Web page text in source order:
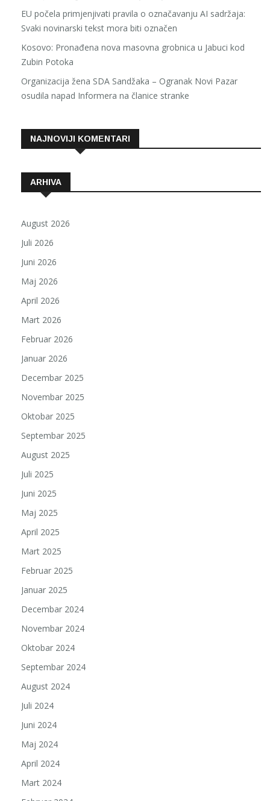
EU počela primjenjivati pravila o označavanju AI sadržaja:
Svaki novinarski tekst mora biti označen
Kosovo: Pronađena nova masovna grobnica u Jabuci kod
Zubin Potoka
Organizacija žena SDA Sandžaka – Ogranak Novi Pazar
osudila napad Informera na članice stranke
NAJNOVIJI KOMENTARI
ARHIVA
August 2026
Juli 2026
Juni 2026
Maj 2026
April 2026
Mart 2026
Februar 2026
Januar 2026
Decembar 2025
Novembar 2025
Oktobar 2025
Septembar 2025
August 2025
Juli 2025
Juni 2025
Maj 2025
April 2025
Mart 2025
Februar 2025
Januar 2025
Decembar 2024
Novembar 2024
Oktobar 2024
Septembar 2024
August 2024
Juli 2024
Juni 2024
Maj 2024
April 2024
Mart 2024